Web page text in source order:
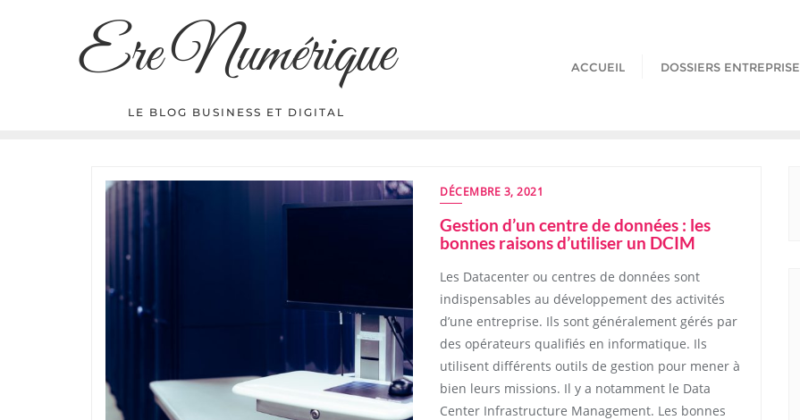
Ere Numérique
LE BLOG BUSINESS ET DIGITAL
ACCUEIL DOSSIERS ENTREPRISE
DÉCEMBRE 3, 2021
Gestion d’un centre de données : les
bonnes raisons d’utiliser un DCIM
Les Datacenter ou centres de données sont
indispensables au développement des activités
d’une entreprise. Ils sont généralement gérés par
des opérateurs qualifiés en informatique. Ils
utilisent différents outils de gestion pour mener à
bien leurs missions. Il y a notamment le Data
Center Infrastructure Management. Les bonnes